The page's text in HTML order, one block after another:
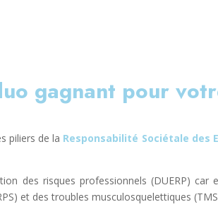
gagnant pour
piliers de la Responsabilité Sociétale des
des risques professionnels (DUERP)
et des troubles musculosquelettiques